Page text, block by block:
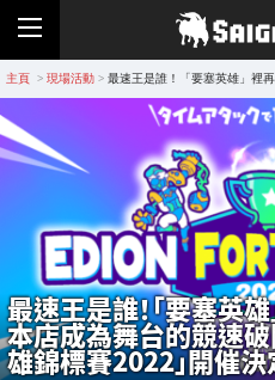
主頁 > 現場活動 > 最速王是誰！「要塞英雄」裡
最速王是誰！「要塞英
本店成為舞台的競速
雄錦標賽2022」開催決